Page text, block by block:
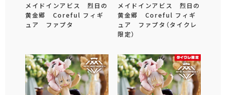
メイドインアビス 烈日の
黄金郷 Coreful フィギ
ュア ファプタ
メイドインアビス 烈日の
黄金郷 Coreful フィギ
ュア ファプタ（タイクレ
限定）